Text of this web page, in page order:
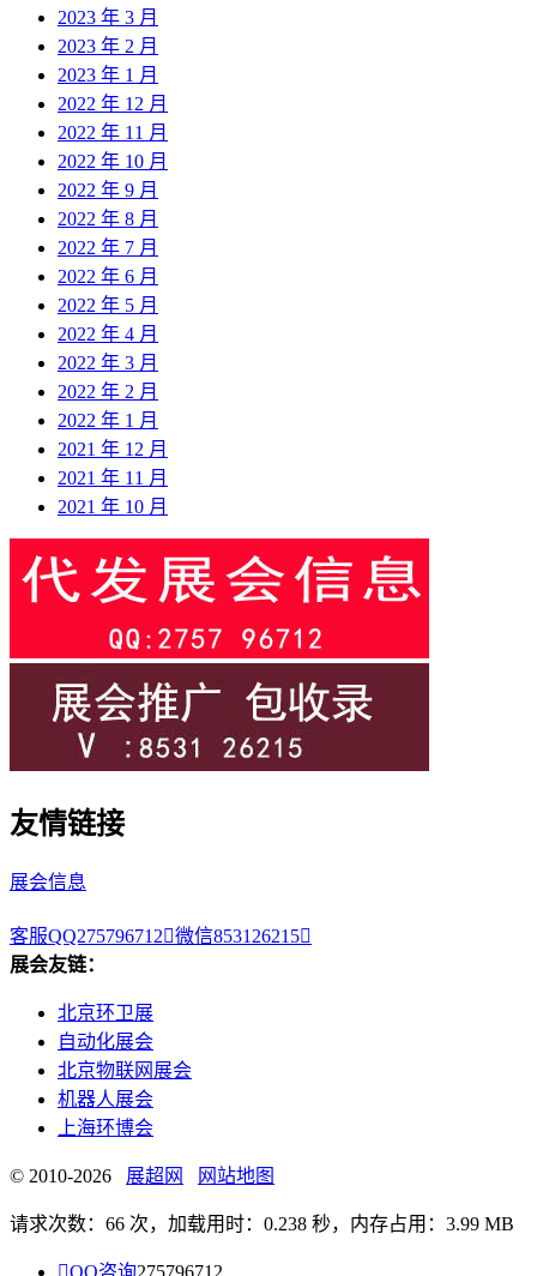
2023 年 3 月
2023 年 2 月
2023 年 1 月
2022 年 12 月
2022 年 11 月
2022 年 10 月
2022 年 9 月
2022 年 8 月
2022 年 7 月
2022 年 6 月
2022 年 5 月
2022 年 4 月
2022 年 3 月
2022 年 2 月
2022 年 1 月
2021 年 12 月
2021 年 11 月
2021 年 10 月
友情链接
展会信息
客服QQ275796712微信853126215
展会友链：
北京环卫展
自动化展会
北京物联网展会
机器人展会
上海环博会
© 2010-2026 展超网 网站地图
请求次数：66 次，加载用时：0.238 秒，内存占用：3.99 MB
QQ咨询275796712